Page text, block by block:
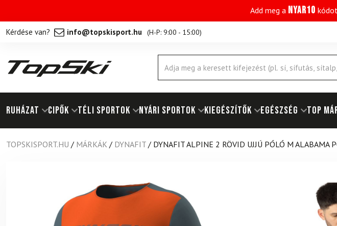
Add meg a NYAR10
Kérdése van? info@topskisport.hu (H-P: 9:00 - 15:00)
Products
search
RUHÁZAT Cipők TÉLI SPORTOK NYÁRI SPORTOK KIEGÉSZÍTŐK EGÉSZSÉG Top
TOPSKISPORT.HU / MÁRKÁK / DYNAFIT / DYNAFIT ALPINE 2 RÖVID UJJÚ PÓLÓ M ALABAMA